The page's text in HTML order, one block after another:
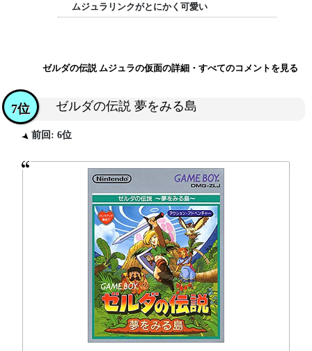
ムジュラリンクがとにかく可愛い
ゼルダの伝説 ムジュラの仮面の詳細・すべてのコメントを見る
ゼルダの伝説 夢をみる島
7位
前回: 6位